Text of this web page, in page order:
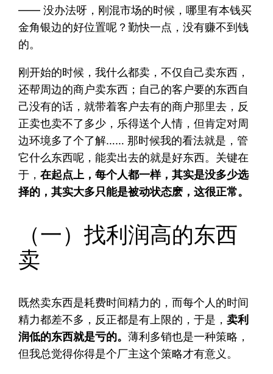
—— 没办法呀，刚混市场的时候，哪里有本钱买
金角银边的好位置呢？勤快一点，没有赚不到钱
的。
刚开始的时候，我什么都卖，不仅自己卖东西，
还帮周边的商户卖东西；自己的客户要的东西自
己没有的话，就带着客户去有的商户那里去，反
正卖也卖不了多少，乐得送个人情，但肯定对周
边环境多了个了解…… 那时候我的看法就是，管
它什么东西呢，能卖出去的就是好东西。关键在
于，在起点上，每个人都一样，其实是没多少选
择的，其实大多只能是被动状态麽，这很正常。
（一）找利润高的东西
卖
既然卖东西是耗费时间精力的，而每个人的时间
精力都差不多，反正都是有上限的，于是，卖利
润低的东西就是亏的。薄利多销也是一种策略，
但我总觉得你得是个厂主这个策略才有意义。